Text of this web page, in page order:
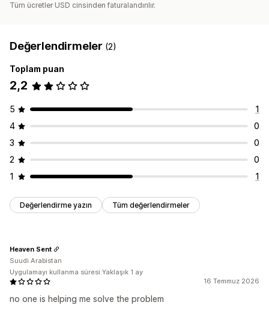
Tüm ücretler USD cinsinden faturalandırılır.
Değerlendirmeler (2)
Toplam puan
2,2
5
1
4
0
3
0
2
0
1
1
Değerlendirme yazın Tüm değerlendirmeler
16 Temmuz 2026
no one is helping me solve the problem
Heaven Sent
Suudi Arabistan
Uygulamayı kullanma süresi:Yaklaşık 1 ay